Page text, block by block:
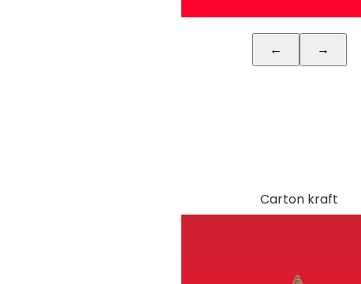
Carton kraft